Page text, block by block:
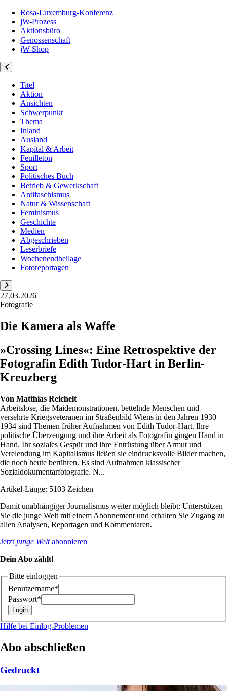
Rosa-Luxemburg-Konferenz
jW-Prozess
Aktionsbüro
Genossenschaft
jW-Shop
Titel
Aktion
Ansichten
Schwerpunkt
Thema
Inland
Ausland
Kapital & Arbeit
Feuilleton
Sport
Politisches Buch
Betrieb & Gewerkschaft
Antifaschismus
Natur & Wissenschaft
Feminismus
Geschichte
Medien
Abgeschrieben
Leserbriefe
Wochenendbeilage
Fotoreportagen
27.03.2026
Fotografie
Die Kamera als Waffe
»Crossing Lines«: Eine Retrospektive der
Fotografin Edith Tudor-Hart in Berlin-
Kreuzberg
Von Matthias Reichelt
Arbeitslose, die Maidemonstrationen, bettelnde Menschen und
versehrte Kriegsveteranen im Straßenbild Wiens in den Jahren 1930–
1934 sind Themen früher Aufnahmen von Edith Tudor-Hart. Ihre
politische Überzeugung und ihre Arbeit als Fotografin gingen Hand in
Hand. Ihr soziales Gespür und ihre Entrüstung über Armut und
Verelendung im Kapitalismus ließen sie eindrucksvolle Bilder machen,
die noch heute berühren. Es sind Aufnahmen klassischer
Sozialdokumentarfotografie. N...
Artikel-Länge: 5103 Zeichen
Damit unabhängiger Journalismus weiter möglich bleibt: Unterstützen
Sie die junge Welt mit einem Abonnement und erhalten Sie Zugang zu
allen Analysen, Reportagen und Kommentaren.
Jetzt junge Weltabonnieren
Dein Abo zählt!
Bitte einloggen
Benutzername*
Passwort*
Hilfe bei Einlog-Problemen
Abo abschließen
Gedruckt